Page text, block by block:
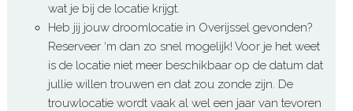
wat je bij de locatie krijgt.
Heb jij jouw droomlocatie in Overijssel gevonden?
Reserveer ‘m dan zo snel mogelijk! Voor je het weet
is de locatie niet meer beschikbaar op de datum dat
jullie willen trouwen en dat zou zonde zijn. De
trouwlocatie wordt vaak al wel een jaar van tevoren